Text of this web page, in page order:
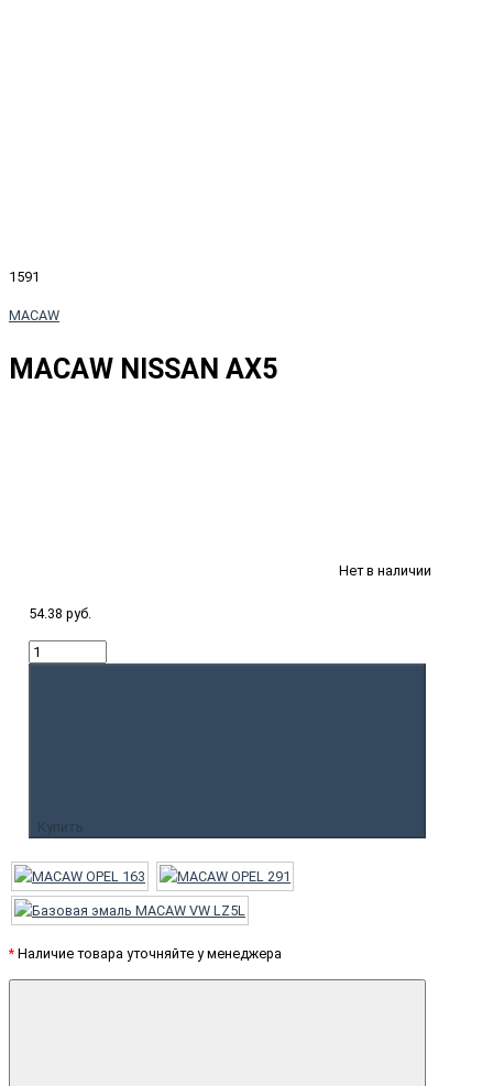
1591
MACAW
MACAW NISSAN AX5
Нет в наличии
54.38 руб.
Купить
* Наличие товара уточняйте у менеджера